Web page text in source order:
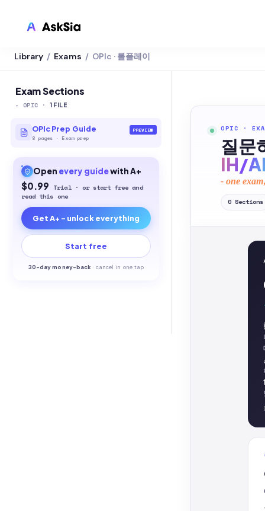
Blackboard
Brightspace
Everytime
Library / Exams / OPIc · 롤플레이
Exam Sections
- OPIC · 1 FILE
OPIc Prep Guide
8 pages · Exam prep
PREVIEW
Open every guidewith A+
$0.99 Trial · or start free and
read this one
Get A+ - unlock everything
Start free
30-day money-back ·cancel in one tap
OPIC ·
질문
IH/
- one
0 Sections